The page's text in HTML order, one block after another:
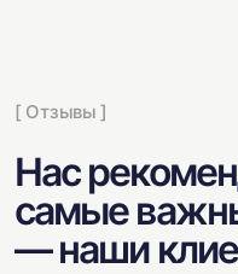
[ Отзывы ]
Нас
самые
— наши